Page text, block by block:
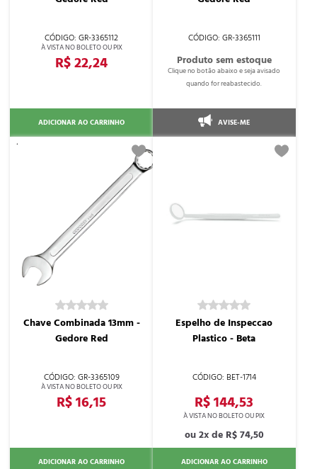
GR-3365112
R$ 22,24
ADICIONAR AO CARRINHO
GR-3365111
AVISE-ME
GR-3365109
Chave Combinada 13mm -
Gedore Red
R$ 16,15
ADICIONAR AO CARRINHO
BET-1714
Espelho de Inspeccao
Plastico - Beta
R$ 144,53
2x de R$ 74,50
ADICIONAR AO CARRINHO